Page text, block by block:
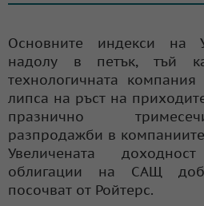
Основните индекси на
надолу в петък, тъй
технологичната
липса на ръст на
празнично
разпродажби в
Увеличената
облигации на САЩ
посочват от Ройтерс.